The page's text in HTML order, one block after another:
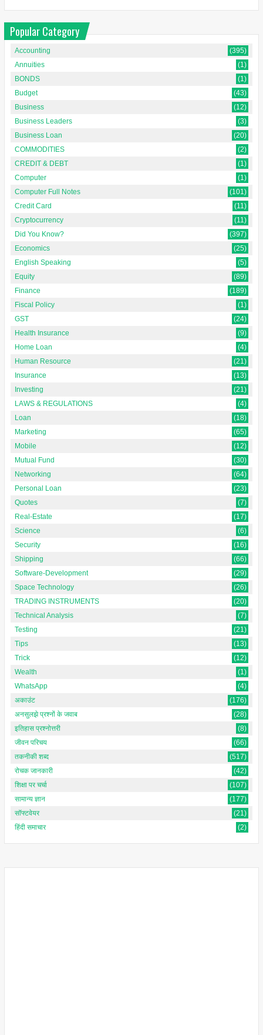
Popular Category
Accounting
(395)
Annuities
(1)
BONDS
(1)
Budget
(43)
Business
(12)
Business Leaders
(3)
Business Loan
(20)
COMMODITIES
(2)
CREDIT & DEBT
(1)
Computer
(1)
Computer Full Notes
(101)
Credit Card
(11)
Cryptocurrency
(11)
Did You Know?
(397)
Economics
(25)
English Speaking
(5)
Equity
(89)
Finance
(189)
Fiscal Policy
(1)
GST
(24)
Health Insurance
(9)
Home Loan
(4)
Human Resource
(21)
Insurance
(13)
Investing
(21)
LAWS & REGULATIONS
(4)
Loan
(18)
Marketing
(65)
Mobile
(12)
Mutual Fund
(30)
Networking
(64)
Personal Loan
(23)
Quotes
(7)
Real-Estate
(17)
Science
(6)
Security
(16)
Shipping
(66)
Software-Development
(29)
Space Technology
(26)
TRADING INSTRUMENTS
(20)
Technical Analysis
(7)
Testing
(21)
Tips
(13)
Trick
(12)
Wealth
(1)
WhatsApp
(4)
अकाउंट
(176)
अनसुलझे प्रश्नों के जवाब
(28)
इतिहास प्रश्नोत्तरी
(8)
जीवन परिचय
(66)
तकनीकी शब्द
(517)
रोचक जानकारी
(42)
शिक्षा पर चर्चा
(107)
सामान्य ज्ञान
(177)
सॉफ्टवेयर
(21)
हिंदी समाचार
(2)